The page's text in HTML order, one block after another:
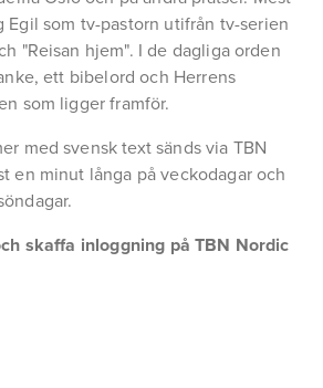
Egil som tv-pastorn utifrån tv-serien
"Reisan hjem". I de dagliga orden
ett bibelord och Herrens
som ligger framför.
med svensk text sänds via TBN
en minut långa på veckodagar och
skaffa inloggning på TBN Nordic